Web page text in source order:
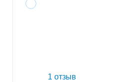
1 отзыв